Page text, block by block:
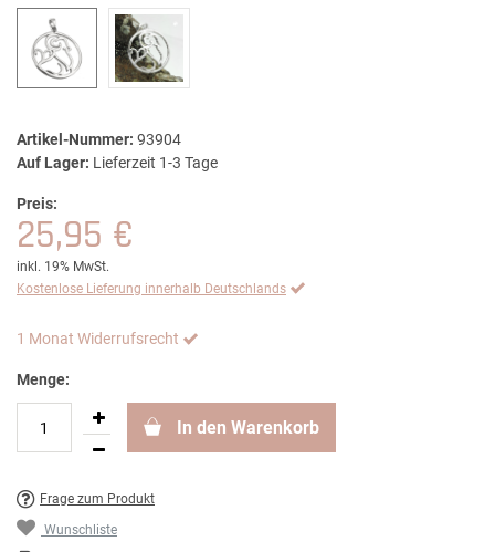
Artikel-Nummer: 93904
Auf Lager: Lieferzeit 1-3 Tage
Preis:
25,95 €
inkl. 19% MwSt.
Kostenlose Lieferung innerhalb Deutschlands
1 Monat Widerrufsrecht
Menge:
In den Warenkorb
Frage zum Produkt
Wunschliste